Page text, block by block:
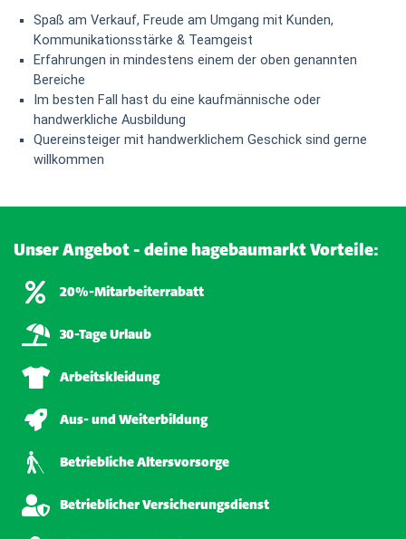
Spaß am Verkauf, Freude am Umgang mit Kunden,
Kommunikationsstärke & Teamgeist
Erfahrungen in mindestens einem der oben genannten
Bereiche
Im besten Fall hast du eine kaufmännische oder
handwerkliche Ausbildung
Quereinsteiger mit handwerklichem Geschick sind gerne
willkommen
Unser Angebot - deine hagebaumarkt Vorteile:
20%-Mitarbeiterrabatt
30-Tage Urlaub
Arbeitskleidung
Aus- und Weiterbildung
Betriebliche Altersvorsorge
Betrieblicher Versicherungsdienst